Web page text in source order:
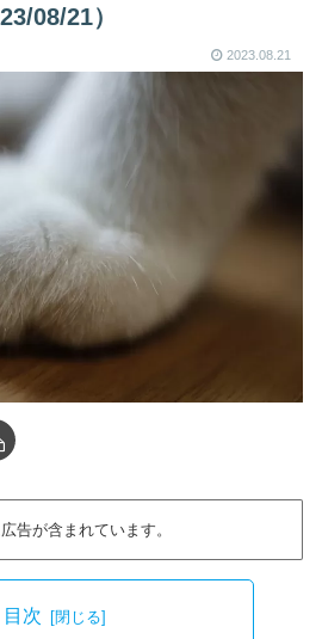
08/21）
2023.08.21
告が含まれています。
目次